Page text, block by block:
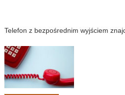
Telefon z bezpośrednim wyjściem